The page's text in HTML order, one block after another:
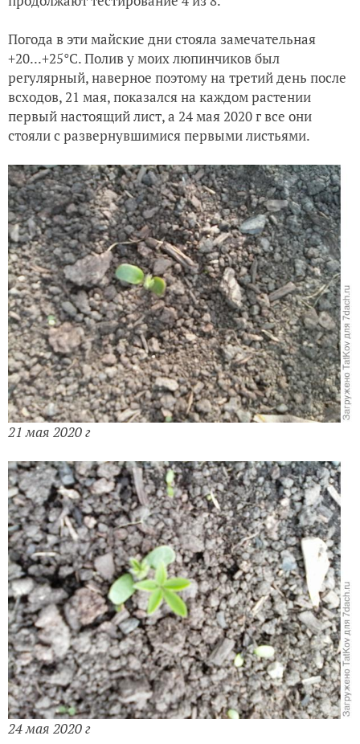
Погода в эти майские дни стояла замечательная
+20...+25°С. Полив у моих люпинчиков был
регулярный, наверное поэтому на третий день после
всходов, 21 мая, показался на каждом растении
первый настоящий лист, а 24 мая 2020 г все они
стояли с развернувшимися первыми листьями.
21 мая 2020 г
24 мая 2020 г